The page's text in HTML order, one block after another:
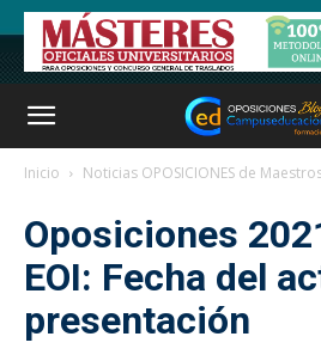
Inicio Noticias OPOSICIONES de
Oposiciones
EOI: Fecha del
presentación